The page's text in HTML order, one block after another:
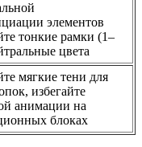
элементов
тонкие рамки (1–
цвета
мягкие тени для
избегайте
анимации на
блоках